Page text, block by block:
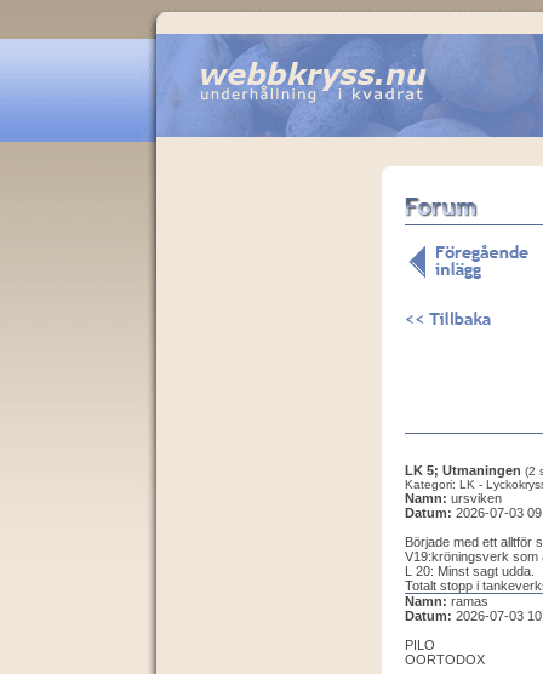
LK 5; Utmaningen (2
Kategori: LK -
Namn: ursviken
Datum: 2026-07-03
Började med ett alltför
V19:kröningsverk som
L 20: Minst sagt udda.
Totalt stopp i
Namn: ramas
Datum: 2026-07-03
PILO
OORTODOX